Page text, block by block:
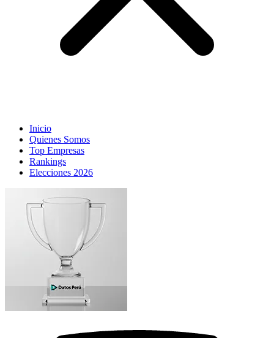
Inicio
Quienes Somos
Top Empresas
Rankings
Elecciones 2026